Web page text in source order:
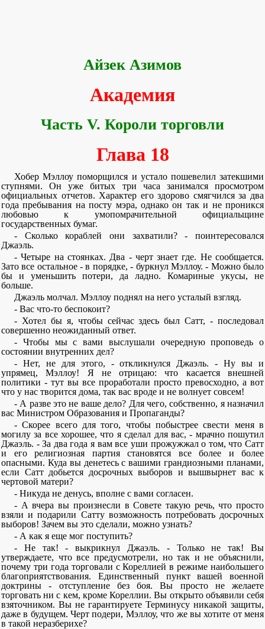
Айзек Азимов
Академия
Часть V. Короли торговли
Глава 18
Хобер Мэллоу поморщился и устало пошевелил затекшими
ступнями. Он уже битых три часа занимался просмотром
официальных отчетов. Характер его здорово смягчился за два
года пребывания на посту мэра, однако он так и не проникся
любовью к умопомрачительной официальщине
государственных бумаг.
- Сколько кораблей они захватили? - поинтересовался
Джаэль.
- Четыре на стоянках. Два - черт знает где. Не сообщается.
Зато все остальное - в порядке, - буркнул Мэллоу. - Можно было
бы и уменьшить потери, да ладно. Комариные укусы, не
больше.
Джаэль молчал. Мэллоу поднял на него усталый взгляд.
- Вас что-то беспокоит?
- Хотел бы я, чтобы сейчас здесь был Сатт, - последовал
совершенно неожиданный ответ.
- Чтобы мы с вами выслушали очередную проповедь о
состоянии внутренних дел?
- Нет, не для этого, - откликнулся Джаэль. - Ну вы и
упрямец, Мэллоу! Я не отрицаю: что касается внешней
политики - тут вы все проработали просто превосходно, а вот
что у нас творится дома, так вас вроде и не волнует совсем!
- А разве это не ваше дело? Для чего, собственно, я назначил
вас Министром Образования и Пропаганды?
- Скорее всего для того, чтобы побыстрее свести меня в
могилу за все хорошее, что я сделал для вас, - мрачно пошутил
Джаэль. - За два года я вам все уши прожужжал о том, что Сатт
и его религиозная партия становятся все более и более
опасными. Куда вы денетесь с вашими грандиозными планами,
если Сатт добьется досрочных выборов и вышвырнет вас к
чертовой матери?
- Никуда не денусь, вполне с вами согласен.
- А вчера вы произнесли в Совете такую речь, что просто
взяли и подарили Сатту возможность потребовать досрочных
выборов! Зачем вы это сделали, можно узнать?
- А как я еще мог поступить?
- Не так! - выкрикнул Джаэль. - Только не так! Вы
утверждаете, что все предусмотрели, но так и не объяснили,
почему три года торговали с Кореллией в режиме наибольшего
благоприятствования. Единственный пункт вашей военной
доктрины - отступление без боя. Вы просто не желаете
торговать ни с кем, кроме Кореллии. Вы открыто объявили себя
взяточником. Вы не гарантируете Терминусу никакой защиты,
даже в будущем. Черт подери, Мэллоу, что же вы хотите от меня
в такой неразберихе?